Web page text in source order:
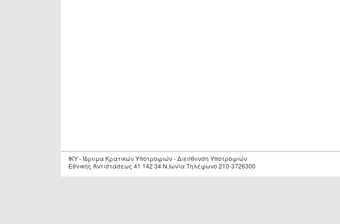
IKY - Ίδρυμα Κρατικών Υποτροφιών - Διεύθυνση Υποτροφιών
Εθνικής Αντιστάσεως 41 142 34 Ν.Ιωνία Τηλέφωνο 210-3726300